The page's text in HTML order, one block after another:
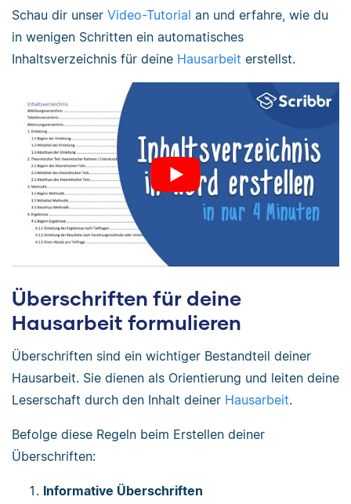
Schau dir unser Video-Tutorial an und erfahre, wie du
in wenigen Schritten ein automatisches
Inhaltsverzeichnis für deine Hausarbeit erstellst.
Überschriften für deine
Hausarbeit formulieren
Überschriften sind ein wichtiger Bestandteil deiner
Hausarbeit. Sie dienen als Orientierung und leiten deine
Leserschaft durch den Inhalt deiner Hausarbeit.
Befolge diese Regeln beim Erstellen deiner
Überschriften:
Informative Überschriften